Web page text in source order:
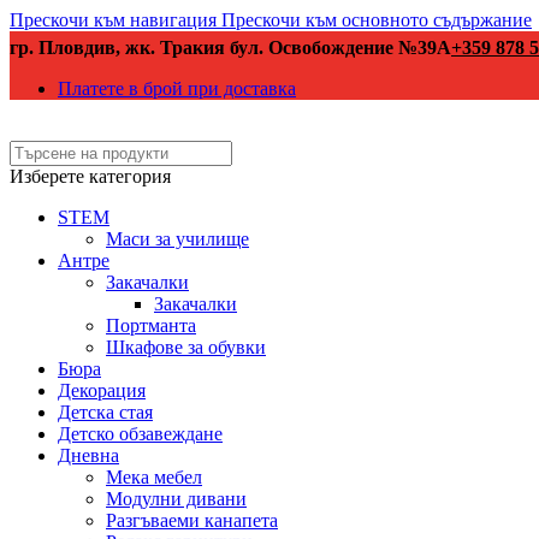
Прескочи към навигация Прескочи към основното съдържание
гр. Пловдив, жк. Тракия бул. Освобождение №39А+359 878
Платете в брой при доставка
Изберете категория
STEM
Маси за училище
Антре
Закачалки
Закачалки
Портманта
Шкафове за обувки
Бюра
Декорация
Детска стая
Детско обзавеждане
Дневна
Мека мебел
Модулни дивани
Разгъваеми канапета